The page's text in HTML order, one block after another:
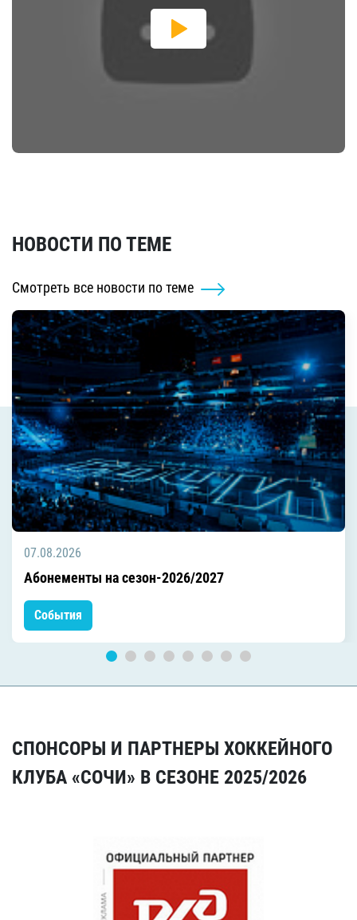
НОВОСТИ ПО ТЕМЕ
Смотреть все новости по теме
07.08.2026
Абонементы на сезон-2026/2027
События
СПОНСОРЫ И ПАРТНЕРЫ ХОККЕЙНОГО
КЛУБА «СОЧИ» В СЕЗОНЕ 2025/2026